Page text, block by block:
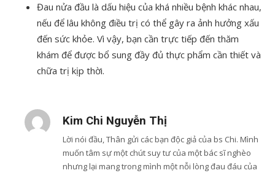
Đau nửa đầu là dấu hiệu của khá nhiều bệnh khác nhau,
nếu để lâu không điều trị có thể gây ra ảnh hưởng xấu
đến sức khỏe. Vì vậy, bạn cần trực tiếp đến thăm
khám để được bổ sung đầy đủ thực phẩm cần thiết và
chữa trị kịp thời.
Kim Chi Nguyễn Thị
Lời nói đầu, Thân gửi các bạn độc giả của bs Chi. Mình
muốn tâm sự một chút suy tư của một bác sĩ nghèo
nhưng lại mang trong mình một nỗi lòng đau đáu của